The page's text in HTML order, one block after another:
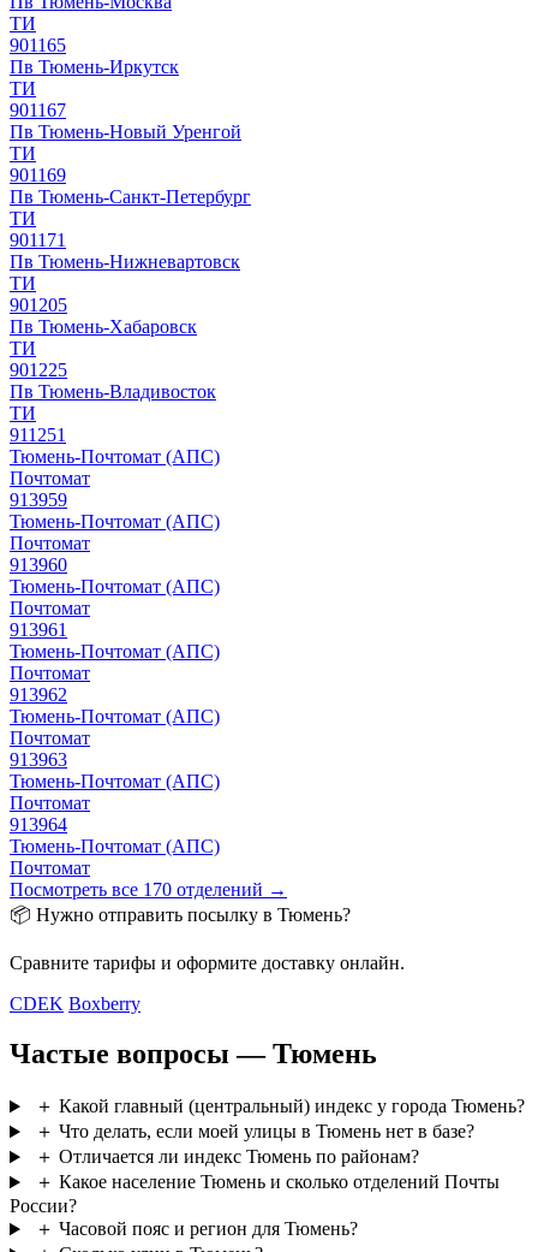
ТИ
901165
Пв Тюмень-Иркутск
ТИ
901167
Пв Тюмень-Новый Уренгой
ТИ
901169
Пв Тюмень-Санкт-Петербург
ТИ
901171
Пв Тюмень-Нижневартовск
ТИ
901205
Пв Тюмень-Хабаровск
ТИ
901225
Пв Тюмень-Владивосток
ТИ
911251
Тюмень-Почтомат (АПС)
Почтомат
913959
Тюмень-Почтомат (АПС)
Почтомат
913960
Тюмень-Почтомат (АПС)
Почтомат
913961
Тюмень-Почтомат (АПС)
Почтомат
913962
Тюмень-Почтомат (АПС)
Почтомат
913963
Тюмень-Почтомат (АПС)
Почтомат
913964
Тюмень-Почтомат (АПС)
Почтомат
Посмотреть все 170 отделений →
📦 Нужно отправить посылку в Тюмень?
Сравните тарифы и оформите доставку онлайн.
CDEK Boxberry
Частые вопросы — Тюмень
＋ Какой главный (центральный) индекс у города Тюмень?
＋ Что делать, если моей улицы в Тюмень нет в базе?
＋ Отличается ли индекс Тюмень по районам?
＋ Какое население Тюмень и сколько отделений Почты
России?
＋ Часовой пояс и регион для Тюмень?